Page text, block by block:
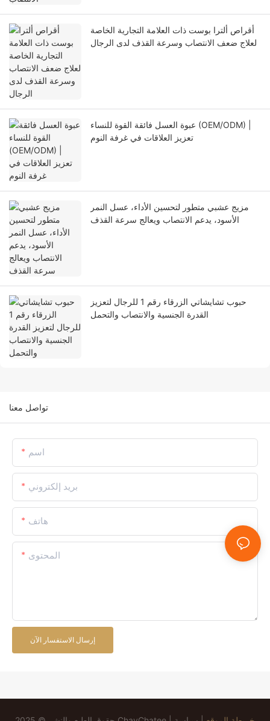
أقراص ألترا بوست ذات العلامة التجارية الخاصة
لعلاج ضعف الانتصاب وسرعة القذف لدى الرجال
عبوة العسل فائقة القوة للنساء (OEM/ODM) |
تعزيز العلاقات في غرفة النوم
مزيج عشبي متطور لتحسين الأداء، عسل النمر
الأسود، يدعم الانتصاب ويعالج سرعة القذف
حبوب تشايشاتي الزرقاء رقم 1 للرجال لتعزيز
القدرة الجنسية والانتصاب والتحمل
تواصل معنا
اسم
بريد إلكتروني
هاتف
المحتوى
إرسال الاستفسار الآن